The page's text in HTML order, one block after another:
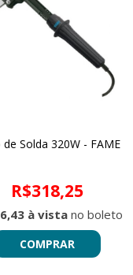
de Solda 320W - FAME
R$318,25
à vistano boleto
COMPRAR